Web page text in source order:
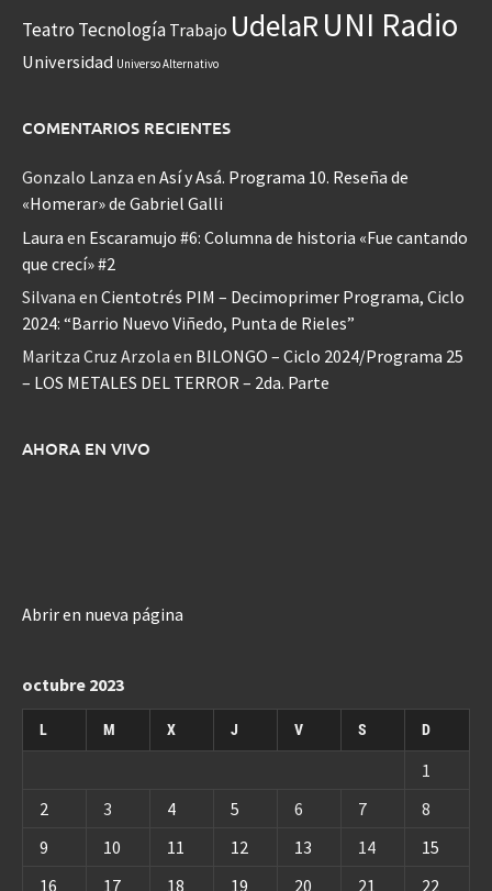
Teatro Tecnología Trabajo UdelaRUNI Radio
Universidad Universo Alternativo
COMENTARIOS RECIENTES
Gonzalo Lanza en Así y Asá. Programa 10. Reseña de
«Homerar» de Gabriel Galli
Laura en Escaramujo #6: Columna de historia «Fue cantando
que crecí» #2
Silvana en Cientotrés PIM – Decimoprimer Programa, Ciclo
2024: “Barrio Nuevo Viñedo, Punta de Rieles”
Maritza Cruz Arzola en BILONGO – Ciclo 2024/Programa 25
– LOS METALES DEL TERROR – 2da. Parte
AHORA EN VIVO
Abrir en nueva página
octubre 2023
L M X J V S D
1
2
3 4 5 6 7
8
9
10 11 12 13 14
15
16
17 18 19 20 21 22